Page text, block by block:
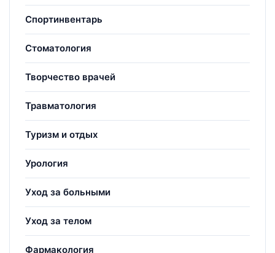
Спортинвентарь
Стоматология
Творчество врачей
Травматология
Туризм и отдых
Урология
Уход за больными
Уход за телом
Фармакология